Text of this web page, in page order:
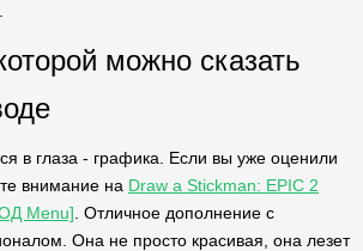
можно сказать
в глаза - графика. Если вы уже оценили
внимание на Draw a Stickman: EPIC 2
Menu] . Отличное дополнение с
Она не просто красивая, она лезет